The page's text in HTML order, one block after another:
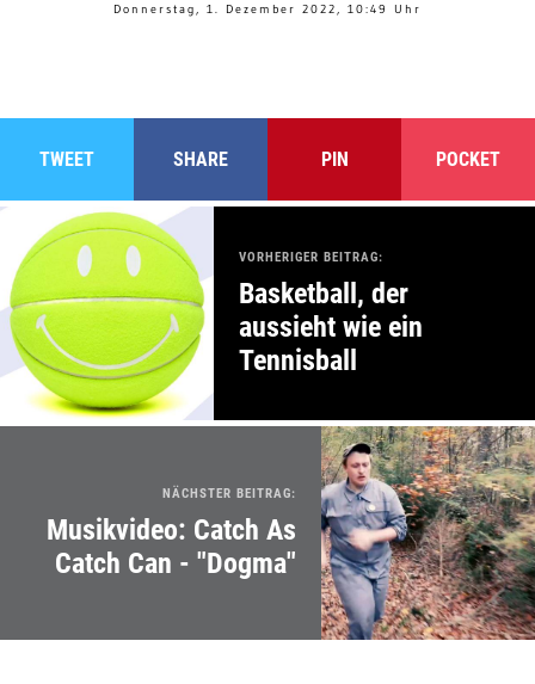
Donnerstag, 1. Dezember 2022, 10:49 Uhr
TWEET SHARE PIN POCKET
VORHERIGER BEITRAG:
Basketball, der
aussieht wie ein
Tennisball
NÄCHSTER BEITRAG:
Musikvideo: Catch As
Catch Can - "Dogma"